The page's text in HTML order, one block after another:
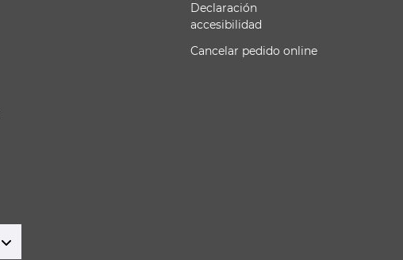
Declaración
accesibilidad
Cancelar pedido online